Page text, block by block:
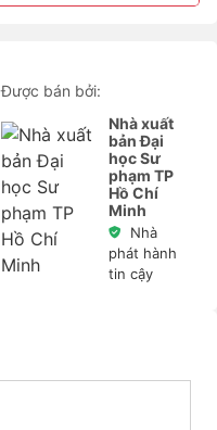
Được bán bởi:
Nhà xuất
bản Đại
học Sư
phạm TP
Hồ Chí
Minh
Nhà
phát hành
tin cậy